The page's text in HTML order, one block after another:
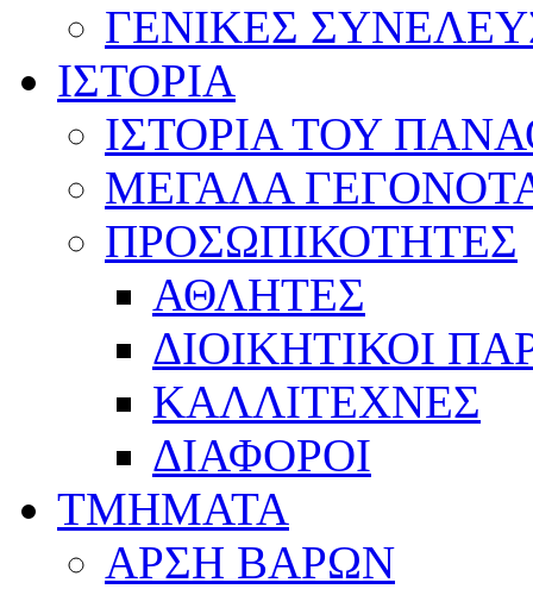
ΓΕΝΙΚΕΣ
ΙΣΤΟΡΙΑ
ΙΣΤΟΡΙΑ ΤΟΥ
ΜΕΓΑΛΑ
ΠΡΟΣΩΠΙΚΟΤΗΤΕΣ
ΑΘΛΗΤΕΣ
ΔΙΟΙΚΗΤΙΚΟΙ
ΚΑΛΛΙΤΕΧΝΕΣ
ΔΙΑΦΟΡΟΙ
ΤΜΗΜΑΤΑ
ΑΡΣΗ ΒΑΡΩΝ